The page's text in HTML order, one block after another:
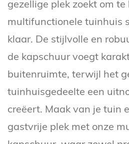
gezellige plek zoekt om te
multifunctionele tuinhuis
klaar. De stijlvolle en
de kapschuur voegt
buitenruimte, terwijl het
tuinhuisgedeelte een
creëert. Maak van je tuin
gastvrije plek met onze